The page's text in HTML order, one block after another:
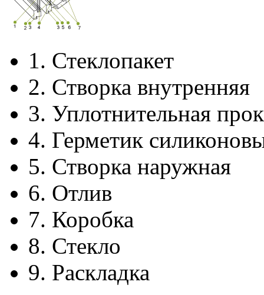
1. Стеклопакет
2. Створка внутренняя
3. Уплотнительная
4. Герметик
5. Створка наружная
6. Отлив
7. Коробка
8. Стекло
9. Раскладка